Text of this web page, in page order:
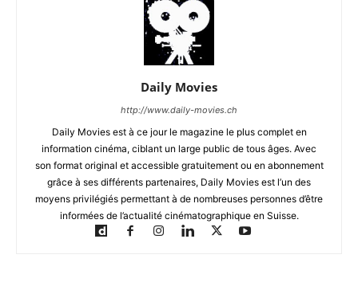
Daily Movies
http://www.daily-movies.ch
Daily Movies est à ce jour le magazine le plus complet en
information cinéma, ciblant un large public de tous âges. Avec
son format original et accessible gratuitement ou en abonnement
grâce à ses différents partenaires, Daily Movies est l’un des
moyens privilégiés permettant à de nombreuses personnes d’être
informées de l’actualité cinématographique en Suisse.